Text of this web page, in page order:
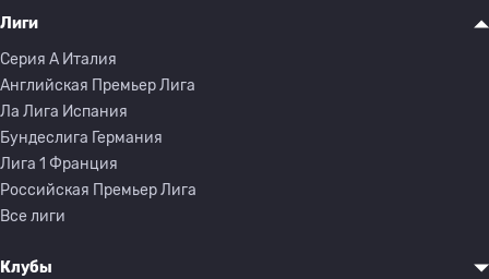
Лиги
Серия A Италия
Английская Премьер Лига
Ла Лига Испания
Бундеслига Германия
Лига 1 Франция
Российская Премьер Лига
Все лиги
Клубы